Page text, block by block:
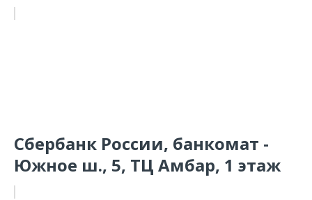
Сбербанк России, банкомат -
Южное ш., 5, ТЦ Амбар, 1 этаж